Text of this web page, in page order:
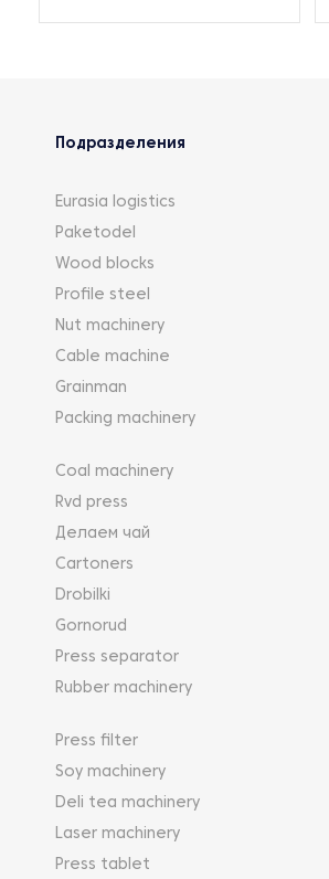
Подразделения
Eurasia logistics
Paketodel
Wood blocks
Profile steel
Nut machinery
Cable machine
Grainman
Packing machinery
Coal machinery
Rvd press
Делаем чай
Cartoners
Drobilki
Gornorud
Press separator
Rubber machinery
Press filter
Soy machinery
Deli tea machinery
Laser machinery
Press tablet